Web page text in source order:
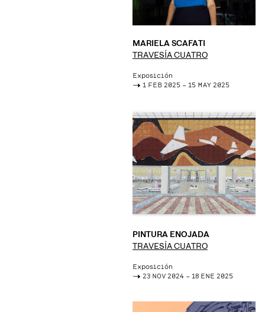
MARIELA SCAFATI
TRAVESÍA CUATRO
Exposición
-> 1 FEB 2025 – 15 MAY 2025
PINTURA ENOJADA
TRAVESÍA CUATRO
Exposición
-> 23 NOV 2024 – 18 ENE 2025